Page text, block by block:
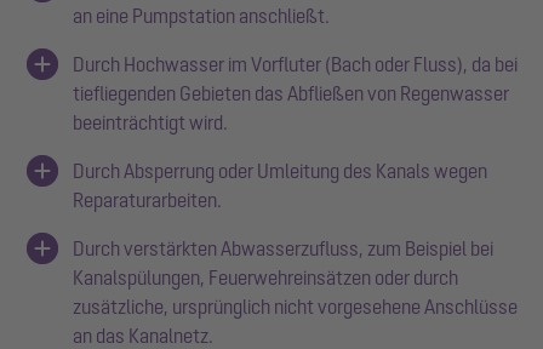
an eine Pumpstation anschließt.
Durch Hochwasser im Vorfluter (Bach oder Fluss), da bei
tiefliegenden Gebieten das Abfließen von Regenwasser
beeinträchtigt wird.
Durch Absperrung oder Umleitung des Kanals wegen
Reparaturarbeiten.
Durch verstärkten Abwasserzufluss, zum Beispiel bei
Kanalspülungen, Feuerwehreinsätzen oder durch
zusätzliche, ursprünglich nicht vorgesehene Anschlüsse
an das Kanalnetz.